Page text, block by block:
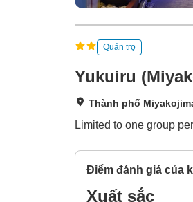
Quán trọ
Yukuiru
Thành phố
Limited to one group
Điểm đánh giá của
Xuất sắc